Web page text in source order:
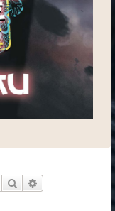
Rechercher